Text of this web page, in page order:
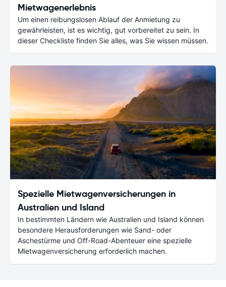
Mietwagenerlebnis
Um einen reibungslosen Ablauf der Anmietung zu
gewährleisten, ist es wichtig, gut vorbereitet zu sein. In
dieser Checkliste finden Sie alles, was Sie wissen müssen.
Spezielle Mietwagenversicherungen in
Australien und Island
In bestimmten Ländern wie Australien und Island können
besondere Herausforderungen wie Sand- oder
Aschestürme und Off-Road-Abenteuer eine spezielle
Mietwagenversicherung erforderlich machen.